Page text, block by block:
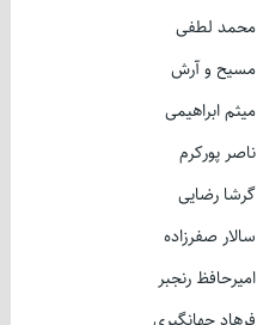
محمد لطفی
مسیح و آرش
میثم ابراهیمی
ناصر پورکرم
گرشا رضایی
سالار صفرزاده
امیرحافظ رنجبر